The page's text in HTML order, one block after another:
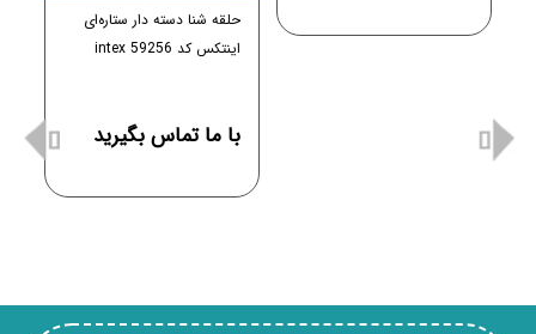
حلقه شنا دسته دار ستاره‌ای
اینتکس کد 59256 intex
با ما تماس بگیرید